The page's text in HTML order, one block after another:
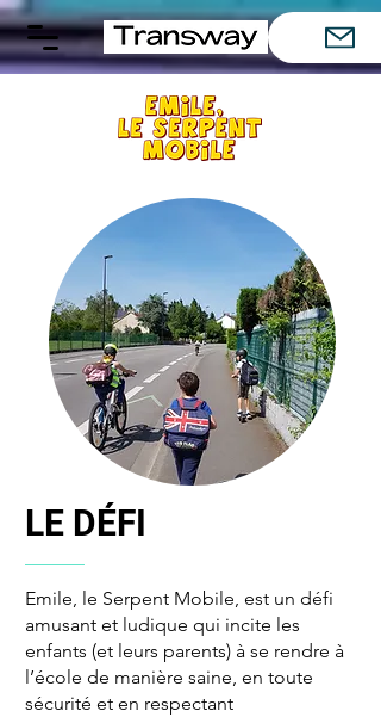
LE DÉFI
Emile, le Serpent Mobile, est un défi
amusant et ludique qui incite les
enfants (et leurs parents) à se rendre à
l’école de manière saine, en toute
sécurité et en respectant